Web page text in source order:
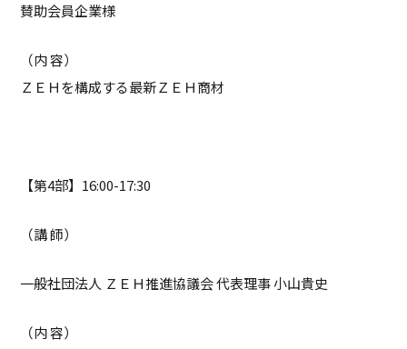
賛助会員企業様
（内 容）
ＺＥＨを構成する最新ＺＥＨ商材
【第4部】16:00-17:30
（講 師）
一般社団法人 ＺＥＨ推進協議会 代表理事 小山貴史
（内 容）